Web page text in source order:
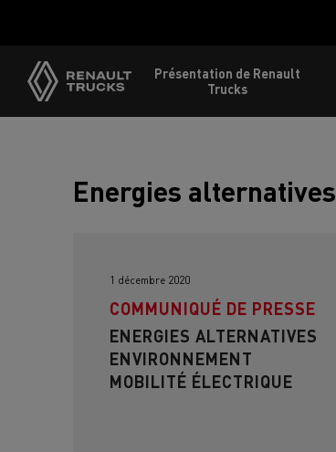
Présentation de Renault
Trucks
Energies alternatives
1 décembre 2020
COMMUNIQUÉ DE PRESSE
ENERGIES ALTERNATIVES
ENVIRONNEMENT
MOBILITÉ ÉLECTRIQUE